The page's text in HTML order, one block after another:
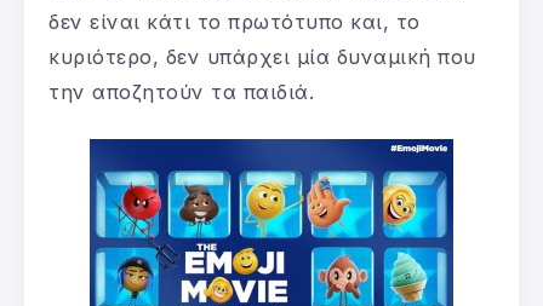
δεν είναι κάτι το πρωτότυπο και, το
κυριότερο, δεν υπάρχει μία δυναμική που
την αποζητούν τα παιδιά.